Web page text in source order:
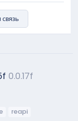
0.0.17f
reapi